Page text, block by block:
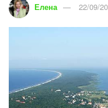
Елена 22/09/